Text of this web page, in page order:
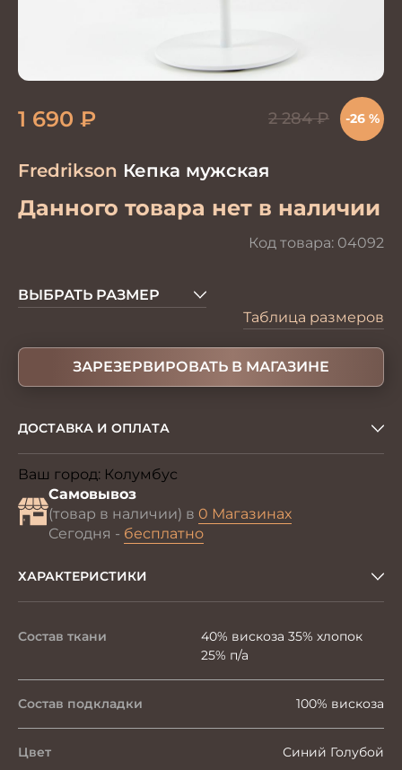
Fredrikson Кепка мужская
Данного товара нет в наличии
Код товара: 04092
1 690 ₽ 2 284₽ -26 %
ВЫБРАТЬ РАЗМЕР
Таблица размеров
ЗАРЕЗЕРВИРОВАТЬ В МАГАЗИНЕ
ДОСТАВКА И ОПЛАТА
Ваш город: Колумбус
Самовывоз
(товар в наличии) в 0 Магазинах
Сегодня - бесплатно
ХАРАКТЕРИСТИКИ
Состав ткани
40% вискоза 35% хлопок
25% п/а
Состав подкладки 100% вискоза
Цвет Синий Голубой